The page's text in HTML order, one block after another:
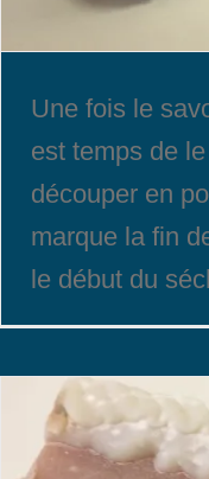
Une fois le
est temps de
découper en
marque la fin
le début du